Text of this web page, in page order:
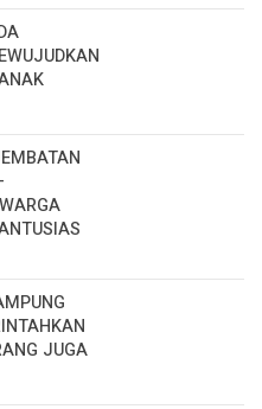
JUGA